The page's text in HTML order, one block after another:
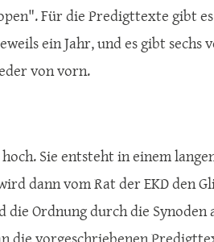
Für die Predigttexte gibt
ein Jahr, und es gibt sechs
von vorn.
Sie entsteht in einem
dann vom Rat der EKD den
Ordnung durch die Synoden